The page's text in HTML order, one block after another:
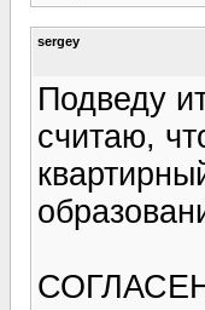
sergey
Подведу
считаю,